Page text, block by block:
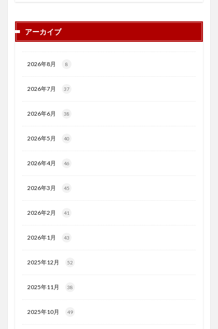
アーカイブ
2026年8月 8
2026年7月 37
2026年6月 38
2026年5月 40
2026年4月 46
2026年3月 45
2026年2月 41
2026年1月 43
2025年12月 52
2025年11月 38
2025年10月 49